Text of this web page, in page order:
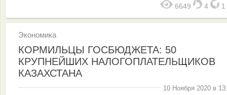
6649 4 1
Экономика
КОРМИЛЬЦЫ ГОСБЮДЖЕТА: 50
КРУПНЕЙШИХ НАЛОГОПЛАТЕЛЬЩИКОВ
КАЗАХСТАНА
10 Ноября 2020 в